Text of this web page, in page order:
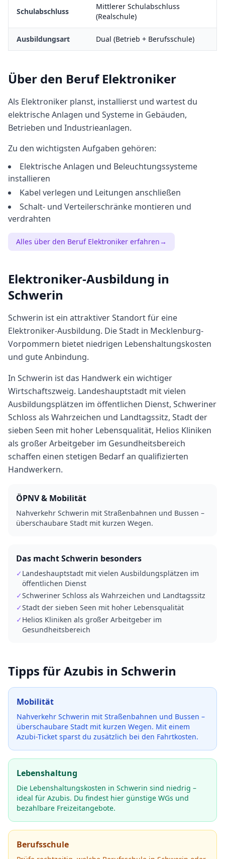
Schulabschluss
Mittlerer Schulabschluss
(Realschule)
Ausbildungsart Dual (Betrieb + Berufsschule)
Über den BerufElektroniker
Als Elektroniker planst, installierst und wartest du
elektrische Anlagen und Systeme in Gebäuden,
Betrieben und Industrieanlagen.
Zu den wichtigsten Aufgaben gehören:
Elektrische Anlagen und Beleuchtungssysteme
installieren
Kabel verlegen und Leitungen anschließen
Schalt- und Verteilerschränke montieren und
verdrahten
Alles über den Beruf Elektroniker erfahren→
Elektroniker-Ausbildung in
Schwerin
Schwerin ist ein attraktiver Standort für eine
Elektroniker-Ausbildung. Die Stadt in Mecklenburg-
Vorpommern bietet niedrigen Lebenshaltungskosten
und gute Anbindung.
In Schwerin ist das Handwerk ein wichtiger
Wirtschaftszweig. Landeshauptstadt mit vielen
Ausbildungsplätzen im öffentlichen Dienst, Schweriner
Schloss als Wahrzeichen und Landtagssitz, Stadt der
sieben Seen mit hoher Lebensqualität, Helios Kliniken
als großer Arbeitgeber im Gesundheitsbereich
schaffen einen stetigen Bedarf an qualifizierten
Handwerkern.
ÖPNV & Mobilität
Nahverkehr Schwerin mit Straßenbahnen und Bussen –
überschaubare Stadt mit kurzen Wegen.
Das machtSchwerin besonders
✓ Landeshauptstadt mit vielen Ausbildungsplätzen im
öffentlichen Dienst
✓Schweriner Schloss als Wahrzeichen und Landtagssitz
✓Stadt der sieben Seen mit hoher Lebensqualität
✓ Helios Kliniken als großer Arbeitgeber im
Gesundheitsbereich
Tipps für Azubis in Schwerin
Mobilität
Nahverkehr Schwerin mit Straßenbahnen und Bussen –
überschaubare Stadt mit kurzen Wegen. Mit einem
Azubi-Ticket sparst du zusätzlich bei den Fahrtkosten.
Lebenshaltung
Die Lebenshaltungskosten in Schwerin sind niedrig –
ideal für Azubis. Du findest hier günstige WGs und
bezahlbare Freizeitangebote.
Berufsschule